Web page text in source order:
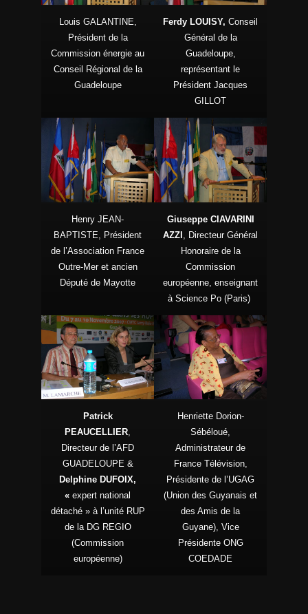
Louis GALANTINE,
Président de la
Commission énergie au
Conseil Régional de la
Guadeloupe
Ferdy LOUISY, Conseil
Général de la
Guadeloupe,
représentant le
Président Jacques
GILLOT
Henry JEAN-
BAPTISTE, Président
de l’Association France
Outre-Mer et ancien
Député de Mayotte
Giuseppe CIAVARINI
AZZI
, Directeur Général
Honoraire de la
Commission
européenne, enseignant
à Science Po (Paris)
Patrick
PEAUCELLIER,
Directeur de l’AFD
GUADELOUPE &
Delphine DUFOIX,
« expert national
détaché » à l’unité RUP
de la DG REGIO
(Commission
européenne)
Henriette Dorion-
Sébéloué,
Administrateur de
France Télévision,
Présidente de l’UGAG
(Union des Guyanais et
des Amis de la
Guyane), Vice
Présidente ONG
COEDADE